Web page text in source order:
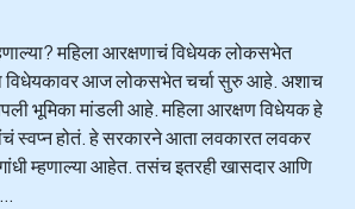
महिला आरक्षणाचं विधेयक लोकसभेत
विधेयकावर आज लोकसभेत चर्चा सुरु आहे. अशाच
भूमिका मांडली आहे. महिला आरक्षण विधेयक हे
स्वप्न होतं. हे सरकारने आता लवकारत लवकर
म्हणाल्या आहेत. तसंच इतरही खासदार आणि